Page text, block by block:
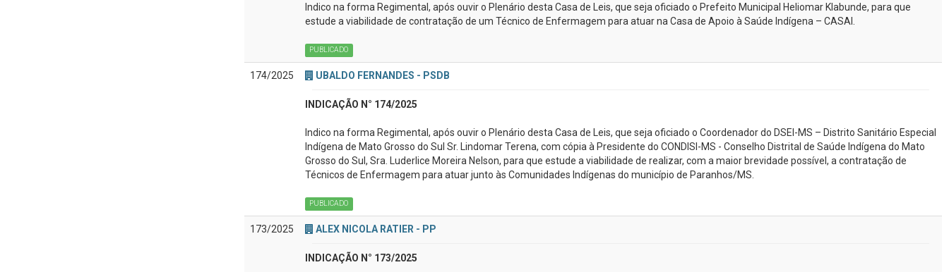
Indico na forma Regimental, após ouvir o Plenário desta Casa de Leis, que seja oficiado o Prefeito Municipal Heliomar Klabunde, para que
estude a viabilidade de contratação de um Técnico de Enfermagem para atuar na Casa de Apoio à Saúde Indígena – CASAI.
PUBLICADO
174/2025 UBALDO FERNANDES - PSDB
INDICAÇÃO N° 174/2025
Indico na forma Regimental, após ouvir o Plenário desta Casa de Leis, que seja oficiado o Coordenador do DSEI-MS – Distrito Sanitário Especial
Indígena de Mato Grosso do Sul Sr. Lindomar Terena, com cópia à Presidente do CONDISI-MS - Conselho Distrital de Saúde Indígena do Mato
Grosso do Sul, Sra. Luderlice Moreira Nelson, para que estude a viabilidade de realizar, com a maior brevidade possível, a contratação de
Técnicos de Enfermagem para atuar junto às Comunidades Indígenas do município de Paranhos/MS.
PUBLICADO
173/2025 ALEX NICOLA RATIER - PP
INDICAÇÃO N° 173/2025